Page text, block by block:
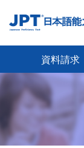
資料請求